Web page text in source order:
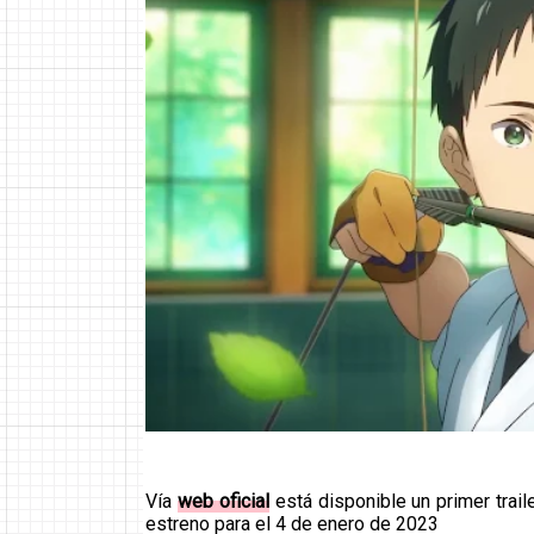
Vía web oficialestá disponible un primer
estreno para el 4 de enero de 2023